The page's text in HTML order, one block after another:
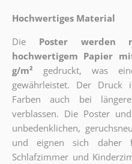
Hochwertiges Material
Die
Poster werden
hochwertigem Papier
g/m²
gedruckt, was
gewährleistet. Der Druck
Farben auch bei
verblassen. Die Poster
unbedenklichen,
und eignen sich daher
Schlafzimmer und